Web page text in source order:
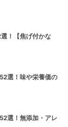
！【焦げ付かな
選！味や栄養価の
選！無添加・アレ